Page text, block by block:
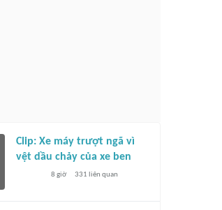
Clip: Xe máy trượt ngã vì
vệt dầu chảy của xe ben
8 giờ 331 liên quan